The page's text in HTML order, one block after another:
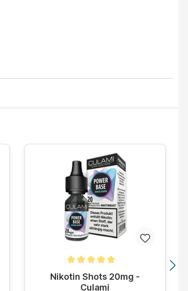
von 5 SternenDurchschnittliche Bewertung von 5 von
Nikotin Shots 20mg -
Culami